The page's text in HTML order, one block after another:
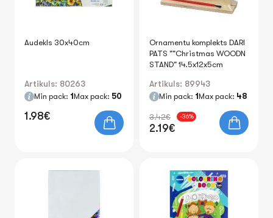
Audekls 30x40cm
Artikuls: 80263
Min pack: 1Max pack: 50
1.98€
Ornamentu komplekts DARI
PATS ""Christmas WOODN
STAND" 14.5x12x5cm
Artikuls: 89943
Min pack: 1Max pack: 48
3.42€ -36%
2.19€